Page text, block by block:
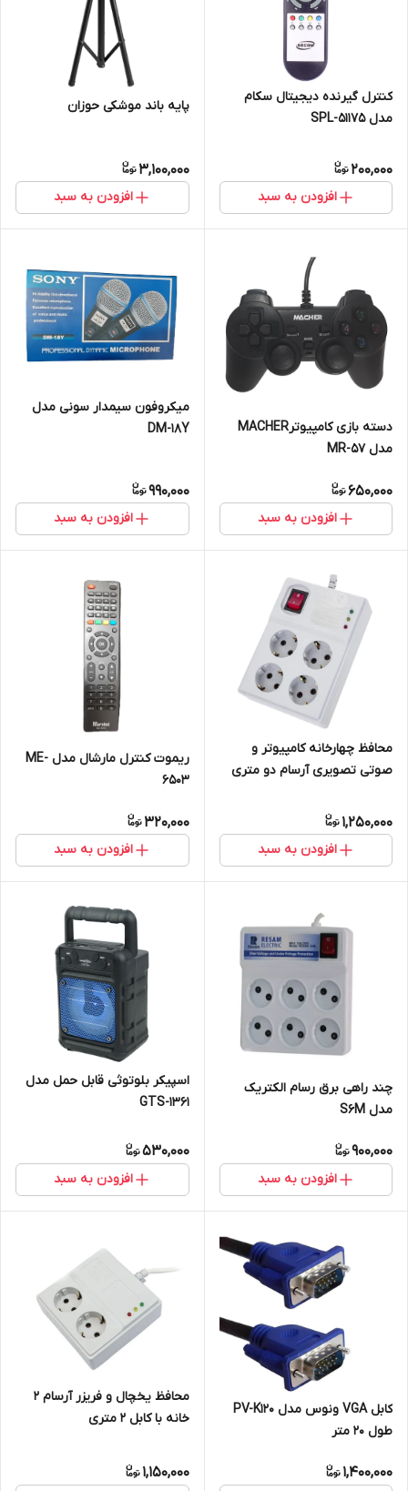
کنترل گیرنده دیجیتال سکام
مدل SPL-51175
200,000
افزودن به سبد
پایه باند موشکی حوزان
3,100,000
افزودن به سبد
دسته بازی کامپیوترMACHER
مدل MR-57
650,000
افزودن به سبد
میکروفون سیمدار سونی مدل
DM-18Y
990,000
افزودن به سبد
محافظ چهارخانه کامپیوتر و
صوتی تصویری آرسام دو متری
1,250,000
افزودن به سبد
ریموت کنترل مارشال مدل ME-
6503
320,000
افزودن به سبد
چند راهی برق رسام الکتریک
مدل S6M
900,000
افزودن به سبد
اسپیکر بلوتوثی قابل حمل مدل
GTS-1361
530,000
افزودن به سبد
کابل VGA ونوس مدل PV-K120
طول 20 متر
1,400,000
محافظ یخچال و فریزر آرسام 2
خانه با کابل 2 متری
1,150,000